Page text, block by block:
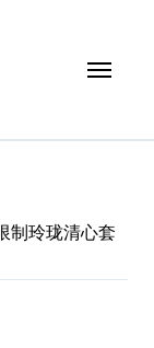
制玲珑清心套